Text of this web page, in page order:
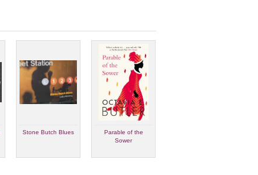
Stone Butch Blues
Parable of the
Sower